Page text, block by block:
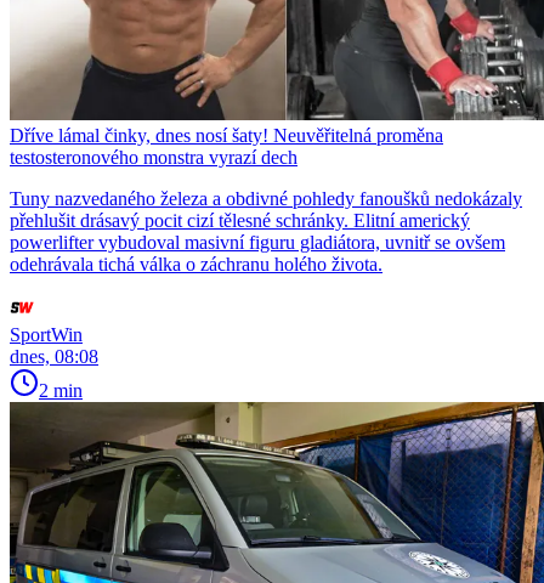
Dříve lámal činky, dnes nosí šaty! Neuvěřitelná proměna
testosteronového monstra vyrazí dech
Tuny nazvedaného železa a obdivné pohledy fanoušků nedokázaly
přehlušit drásavý pocit cizí tělesné schránky. Elitní americký
powerlifter vybudoval masivní figuru gladiátora, uvnitř se ovšem
odehrávala tichá válka o záchranu holého života.
SportWin
dnes, 08:08
2 min